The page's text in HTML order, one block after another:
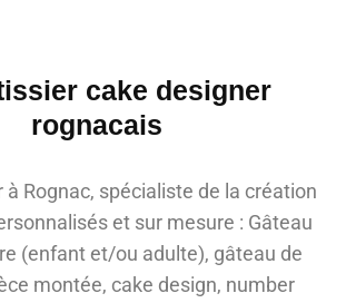
cake designer
rognacais
à Rognac, spécialiste de la création
et sur mesure : Gâteau
(enfant et/ou adulte), gâteau de
montée, cake design, number